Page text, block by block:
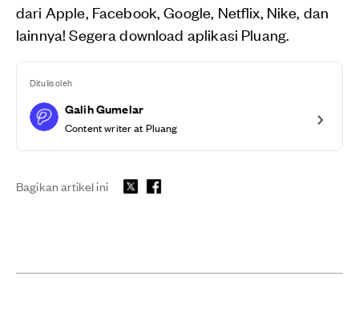
dari Apple, Facebook, Google, Netflix, Nike, dan
lainnya! Segera download aplikasi Pluang.
Ditulis oleh
Galih Gumelar
Content writer at Pluang
Bagikan artikel ini